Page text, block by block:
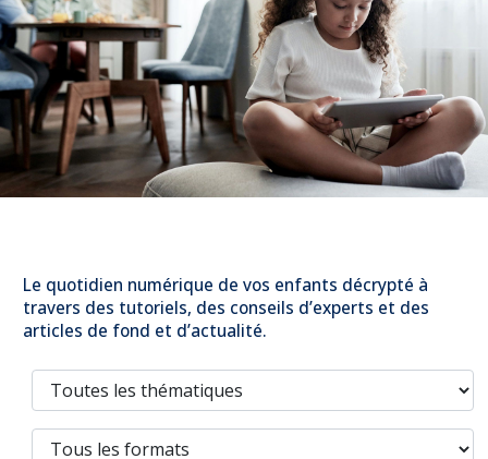
SNAP – Sexualité, Numérique, Adolescence &
Prévention
NUAJE : NUmérique et Appropriation par la Jeunesse
Parents Sentinelles des écrans
Pari Risqué : Prévenir l’addiction aux jeux d’argent en
ligne
Le quotidien numérique de vos enfants décrypté à
travers des tutoriels, des conseils d’experts et des
articles de fond et d’actualité.